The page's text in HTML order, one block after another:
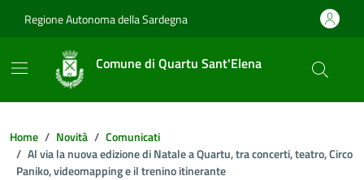
Regione Autonoma della Sardegna
Comune di Quartu Sant'Elena
Home Novità
Comunicati
Al via la nuova edizione di Natale a Quartu, tra concerti, teatro, Circo
Paniko, videomapping e il trenino itinerante